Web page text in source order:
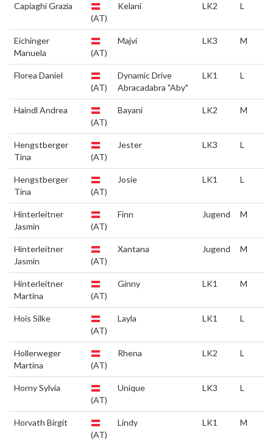
Capiaghi Grazia
(AT)
Kelani LK2 L
Eichinger
Manuela
(AT)
Majvi LK3 M
Florea Daniel
(AT)
Dynamic Drive
Abracadabra "Aby"
LK1 L
Haindl Andrea
(AT)
Bayani LK2 M
Hengstberger
Tina
(AT)
Jester LK3 L
Hengstberger
Tina
(AT)
Josie LK1 L
Hinterleitner
Jasmin
(AT)
Finn Jugend M
Hinterleitner
Jasmin
(AT)
Xantana Jugend M
Hinterleitner
Martina
(AT)
Ginny LK1 M
Hois Silke
(AT)
Layla LK1 L
Hollerweger
Martina
(AT)
Rhena LK2 L
Horny Sylvia
(AT)
Unique LK3 L
Horvath Birgit
(AT)
Lindy LK1 M